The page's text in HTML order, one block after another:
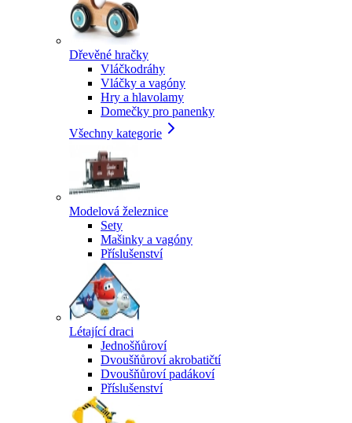
Dřevěné hračky
Vláčkodráhy
Vláčky a vagóny
Hry a hlavolamy
Domečky pro panenky
Všechny kategorie
Modelová železnice
Sety
Mašinky a vagóny
Příslušenství
Létající draci
Jednošňůroví
Dvoušňůroví akrobatičtí
Dvoušňůroví padákoví
Příslušenství